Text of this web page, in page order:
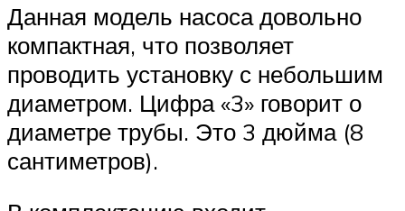
Данная модель насоса довольно
компактная, что позволяет
проводить установку с небольшим
диаметром. Цифра «3» говорит о
диаметре трубы. Это 3 дюйма (8
сантиметров).